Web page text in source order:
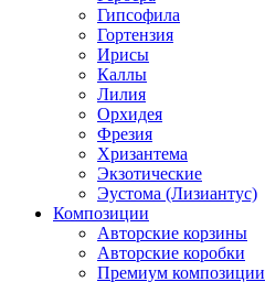
Гипсофила
Гортензия
Ирисы
Каллы
Лилия
Орхидея
Фрезия
Хризантема
Экзотические
Эустома (Лизиантус)
Композиции
Авторские корзины
Авторские коробки
Премиум композиции